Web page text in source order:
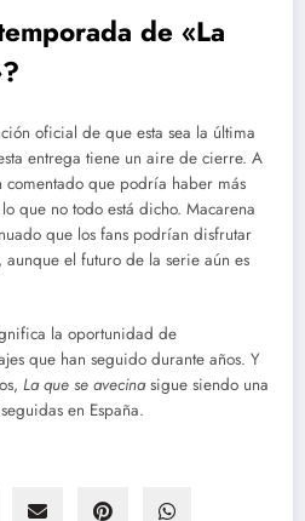
de «La
oficial de que esta sea la última
entrega tiene un aire de cierre. A
comentado que podría haber más
que no todo está dicho. Macarena
que los fans podrían disfrutar
aunque el futuro de la serie aún es
la oportunidad de
que han seguido durante años. Y
La que se avecinasigue siendo una
en España.